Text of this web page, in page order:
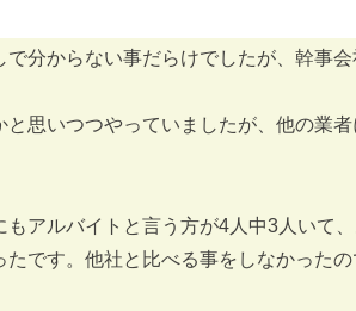
で分からない事だらけでしたが、幹事
思いつつやっていましたが、他の業
アルバイトと言う方が4人中3人いて
たです。他社と比べる事をしなかった